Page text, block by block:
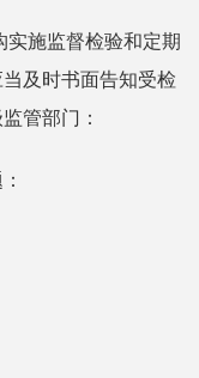
施监督检验和定期
及时书面告知受检
管部门：